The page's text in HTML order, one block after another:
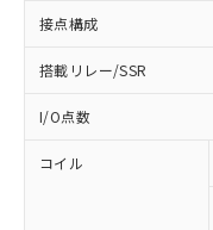
接点構成
搭載リレー/SSR
I/O点数
コイル